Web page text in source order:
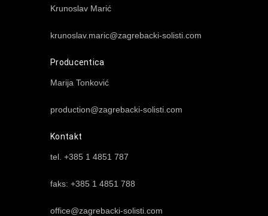
Krunoslav Marić
krunoslav.maric@zagrebacki-solisti.com
Producentica
Marija Tonković
production@zagrebacki-solisti.com
Kontakt
tel. +385 1 4851 787
faks: +385 1 4851 788
office@zagrebacki-solisti.com